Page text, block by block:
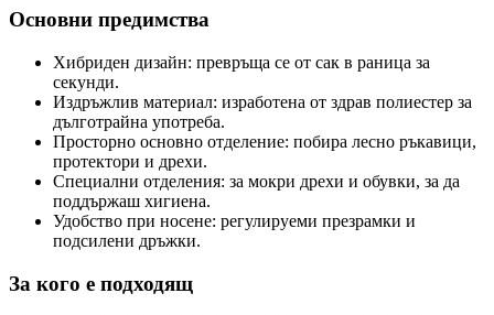
Основни предимства
Хибриден дизайн: превръща се от сак в раница за
секунди.
Издръжлив материал: изработена от здрав полиестер за
дълготрайна употреба.
Просторно основно отделение: побира лесно ръкавици,
протектори и дрехи.
Специални отделения: за мокри дрехи и обувки, за да
поддържаш хигиена.
Удобство при носене: регулируеми презрамки и
подсилени дръжки.
За кого е подходящ